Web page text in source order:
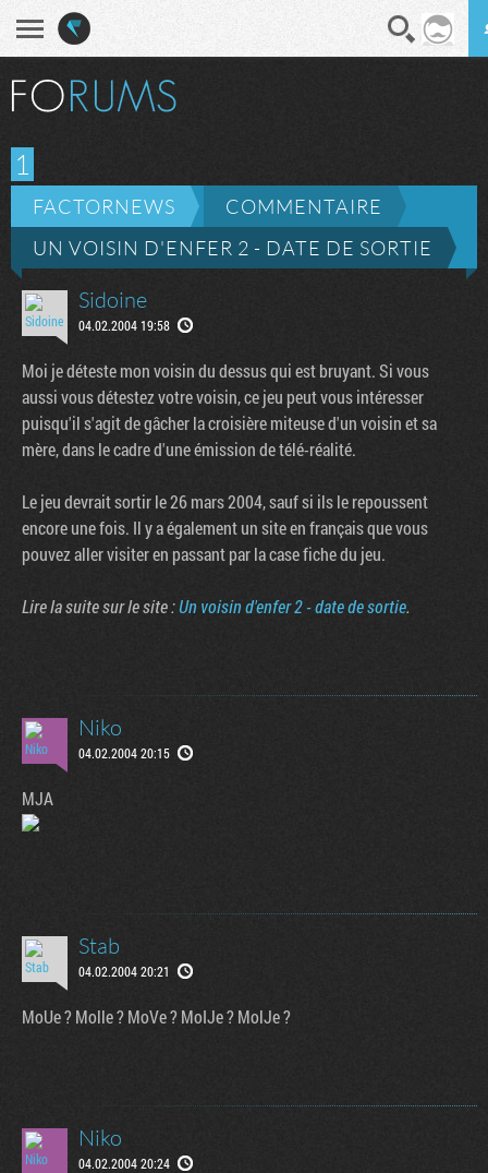
1
FACTORNEWS
COMMENTAIRE
UN VOISIN D'ENFER 2 - DATE DE SORTIE
Sidoine
04.02.2004 19:58
Moi je déteste mon voisin du dessus qui est bruyant. Si vous
aussi vous détestez votre voisin, ce jeu peut vous intéresser
puisqu'il s'agit de gâcher la croisière miteuse d'un voisin et sa
mère, dans le cadre d'une émission de télé-réalité.
Le jeu devrait sortir le 26 mars 2004, sauf si ils le repoussent
encore une fois. Il y a également un site en français que vous
pouvez aller visiter en passant par la case fiche du jeu.
Lire la suite sur le site :Un voisin d'enfer 2 - date de sortie.
Niko
04.02.2004 20:15
MJA
Stab
04.02.2004 20:21
MoUe ? Molle ? MoVe ? MoIJe ? MolJe ?
Niko
04.02.2004 20:24